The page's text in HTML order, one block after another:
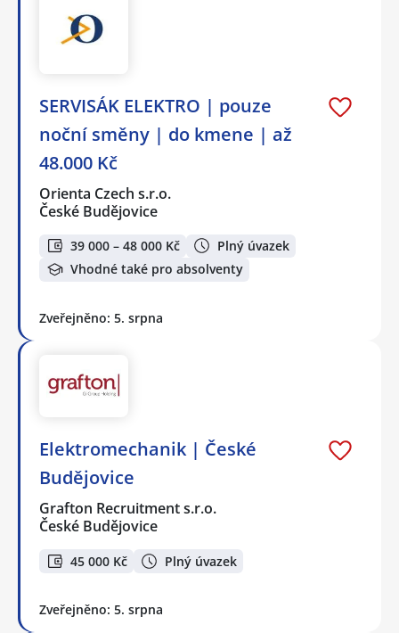
SERVISÁK ELEKTRO | pouze
noční směny | do kmene | až
48.000 Kč
Orienta Czech s.r.o.
České Budějovice
39 000 – 48 000 Kč
Plný úvazek
Vhodné také pro absolventy
Zveřejněno: 5. srpna
Elektromechanik | České
Budějovice
Grafton Recruitment s.r.o.
České Budějovice
45 000 Kč Plný úvazek
Zveřejněno: 5. srpna